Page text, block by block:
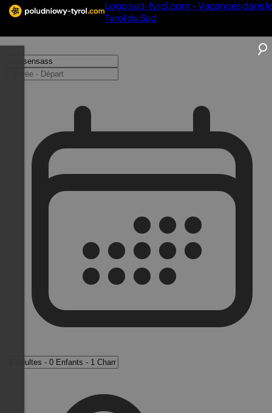
Logo sud-tyrol.com - Vacances dans
Tyrol du Sud